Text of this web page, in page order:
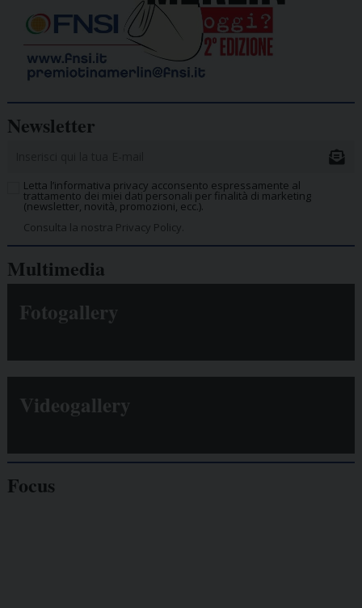
Newsletter
Letta l’informativa privacy acconsento espressamente al
trattamento dei miei dati personali per finalità di marketing
(newsletter, novità, promozioni, ecc.).
Consulta la nostra Privacy Policy.
Multimedia
Fotogallery
Videogallery
Focus